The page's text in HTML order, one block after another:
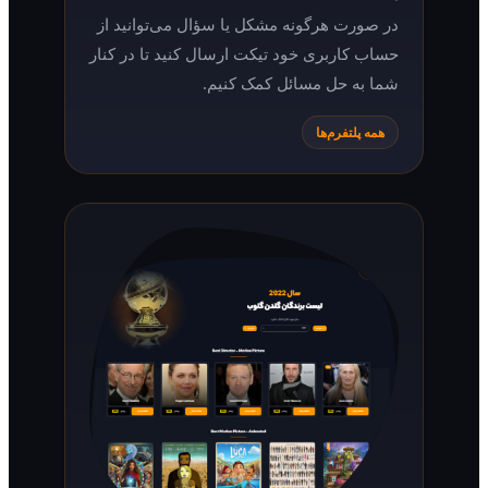
در صورت هرگونه مشکل یا سؤال می‌توانید از
حساب کاربری خود تیکت ارسال کنید تا در کنار
شما به حل مسائل کمک کنیم.
همه پلتفرم‌ها